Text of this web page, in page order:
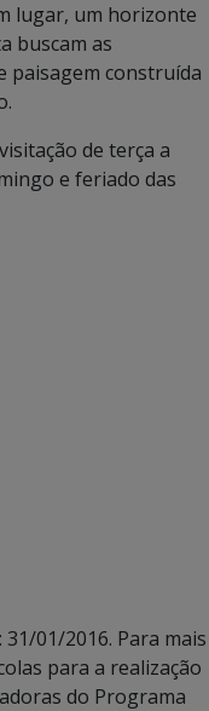
lugar, um horizonte
buscam as
paisagem construída
de terça a
e feriado das
01/2016. Para mais
para a realização
do Programa